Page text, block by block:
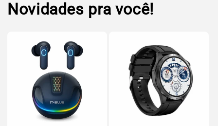
Novidades pra você!